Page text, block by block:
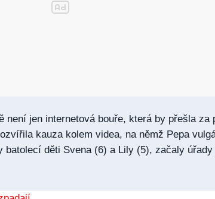
není jen internetová bouře, která by přešla za
kauza kolem videa, na němž Pepa
batolecí děti Svena (6) a Lily (5), začaly úřady